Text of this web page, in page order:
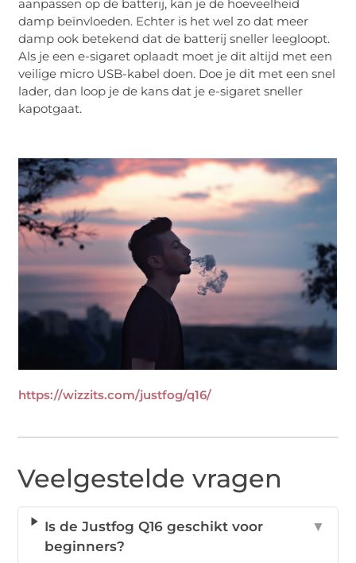
aanpassen op de batterij, kan je de hoeveelheid
damp beïnvloeden. Echter is het wel zo dat meer
damp ook betekend dat de batterij sneller leegloopt.
Als je een e-sigaret oplaadt moet je dit altijd met een
veilige micro USB-kabel doen. Doe je dit met een snel
lader, dan loop je de kans dat je e-sigaret sneller
kapotgaat.
https://wizzits.com/justfog/q16/
Veelgestelde vragen
Is de Justfog Q16 geschikt voor
beginners?
▼